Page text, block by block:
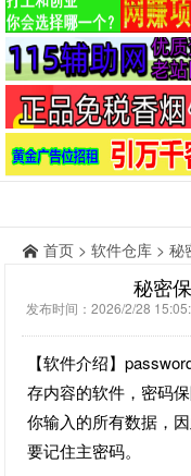
首页 > 软件仓库 > 秘
秘密
发布时间：2026/2/28
【软件介绍】
存内容的软件，密码
你输入的所有数据，
要记住主密码。